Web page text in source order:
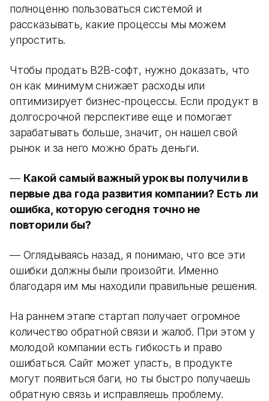
полноценно пользоваться системой и
рассказывать, какие процессы мы можем
упростить.
Чтобы продать B2B-софт, нужно доказать, что
он как минимум снижает расходы или
оптимизирует бизнес-процессы. Если продукт в
долгосрочной перспективе еще и помогает
зарабатывать больше, значит, он нашел свой
рынок и за него можно брать деньги.
— Какой самый важный урок вы получили в
первые два года развития компании? Есть ли
ошибка, которую сегодня точно не
повторили бы?
— Оглядываясь назад, я понимаю, что все эти
ошибки должны были произойти. Именно
благодаря им мы находили правильные решения.
На раннем этапе стартап получает огромное
количество обратной связи и жалоб. При этом у
молодой компании есть гибкость и право
ошибаться. Сайт может упасть, в продукте
могут появиться баги, но ты быстро получаешь
обратную связь и исправляешь проблему.